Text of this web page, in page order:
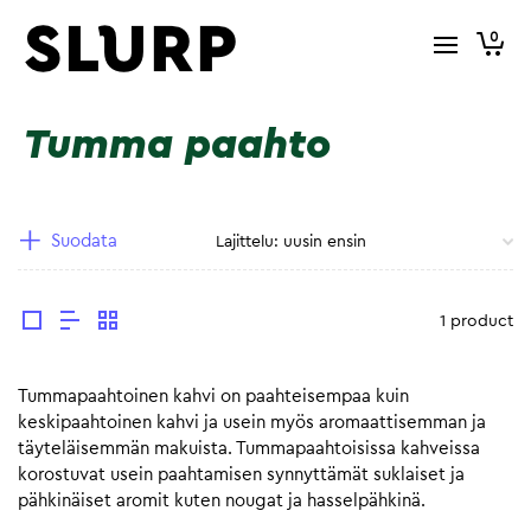
0
Tumma paahto
Suodata
1 product
Tummapaahtoinen kahvi on paahteisempaa kuin
keskipaahtoinen kahvi ja usein myös aromaattisemman ja
täyteläisemmän makuista. Tummapaahtoisissa kahveissa
korostuvat usein paahtamisen synnyttämät suklaiset ja
pähkinäiset aromit kuten nougat ja hasselpähkinä.